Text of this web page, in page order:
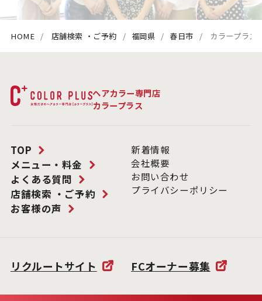
HOME 店舗検索 ・ご予約 福岡県 春日市 カラープラス
ヘアカラー専門店
カラープラス
TOP
メニュー・料金
よくある質問
店舗検索 ・ご予約
お客様の声
新着情報
会社概要
お問い合わせ
プライバシーポリシー
リクルートサイト FCオーナー募集